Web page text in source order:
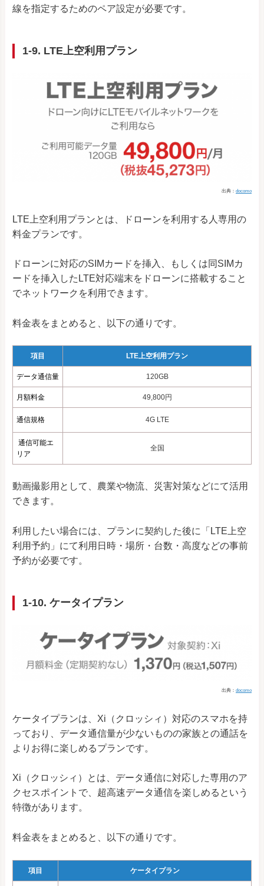
線を指定するためのペア設定が必要です。
1-9. LTE上空利用プラン
出典： docomo
LTE上空利用プランとは、ドローンを利用する人専用の
料金プランです。
ドローンに対応のSIMカードを挿入、もしくは同SIMカ
ードを挿入したLTE対応端末をドローンに搭載すること
でネットワークを利用できます。
料金表をまとめると、以下の通りです。
項目 LTE上空利用プラン
データ通信量 120GB
月額料金 49,800円
通信規格 4G LTE
通信可能エ
リア
全国
動画撮影用として、農業や物流、災害対策などにて活用
できます。
利用したい場合には、プランに契約した後に「LTE上空
利用予約」にて利用日時・場所・台数・高度などの事前
予約が必要です。
1-10. ケータイプラン
出典： docomo
ケータイプランは、Xi（クロッシィ）対応のスマホを持
っており、データ通信量が少ないものの家族との通話を
よりお得に楽しめるプランです。
Xi（クロッシィ）とは、データ通信に対応した専用のア
クセスポイントで、超高速データ通信を楽しめるという
特徴があります。
料金表をまとめると、以下の通りです。
項目 ケータイプラン